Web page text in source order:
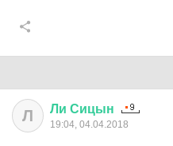
Л Ли Сицын
19:04, 04.04.2018